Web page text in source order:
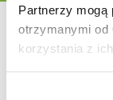
Partnerzy mogą
otrzymanymi od
korzystania z ich